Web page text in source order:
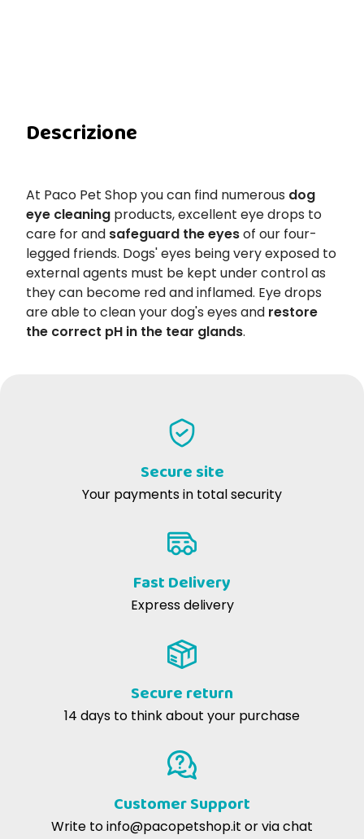
Descrizione
At Paco Pet Shop you can find numerous dog
eye cleaning products, excellent eye drops to
care for and safeguard the eyesof our four-
legged friends. Dogs' eyes being very exposed to
external agents must be kept under control as
they can become red and inflamed. Eye drops
are able to clean your dog's eyes and restore
the correct pH in the tear glands.
Secure site
Your payments in total security
Fast Delivery
Express delivery
Secure return
14 days to think about your purchase
Customer Support
Write toinfo@pacopetshop.it or via chat